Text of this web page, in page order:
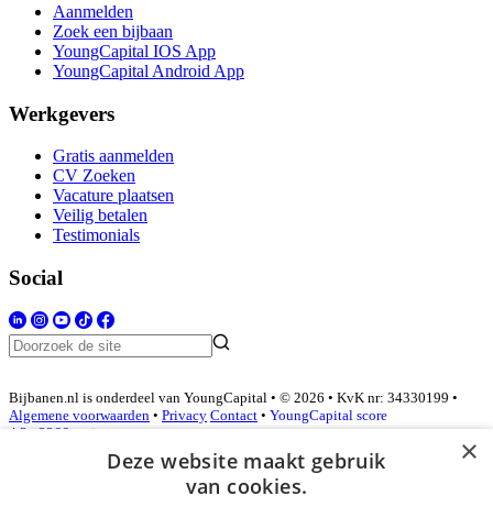
Aanmelden
Zoek een bijbaan
YoungCapital IOS App
YoungCapital Android App
Werkgevers
Gratis aanmelden
CV Zoeken
Vacature plaatsen
Veilig betalen
Testimonials
Social
Bijbanen.nl is onderdeel van YoungCapital • © 2026 • KvK nr: 34330199 •
Algemene voorwaarden • Privacy Contact • YoungCapital score
4.3 - 3366 reviews
×
Deze website maakt gebruik
van cookies.